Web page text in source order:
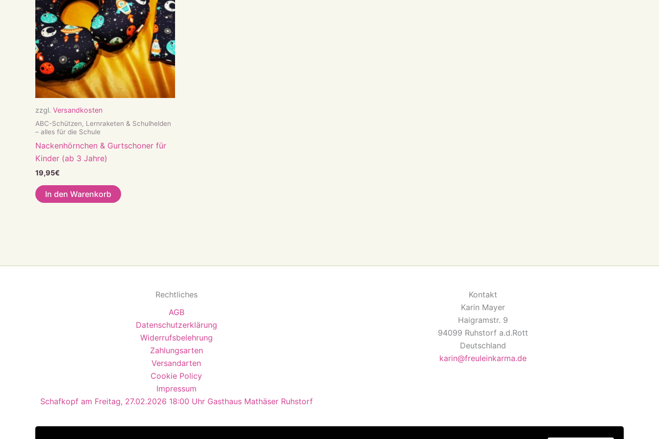
zzgl. Versandkosten
ABC-Schützen, Lernraketen & Schulhelden
– alles für die Schule
Nackenhörnchen & Gurtschoner für
Kinder (ab 3 Jahre)
19,95€
In den Warenkorb
Rechtliches
AGB
Datenschutzerklärung
Widerrufsbelehrung
Zahlungsarten
Versandarten
Cookie Policy
Impressum
Schafkopf am Freitag, 27.02.2026 18:00 Uhr Gasthaus Mathäser Ruhstorf
Kontakt
Karin Mayer
Haigramstr. 9
94099 Ruhstorf a.d.Rott
Deutschland
karin@freuleinkarma.de